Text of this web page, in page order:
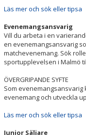
Läs mer och sök eller tipsa
Evenemangsansvarig
Vill du arbeta i en
en evenemangsansvarig
matchevenemang. Sök
sportupplevelsen i Malmö
ÖVERGRIPANDE SYFTE
Som
evenemang och utveckla
Läs mer och sök eller tipsa
Junior Säljare